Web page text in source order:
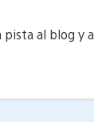
pista al blog y